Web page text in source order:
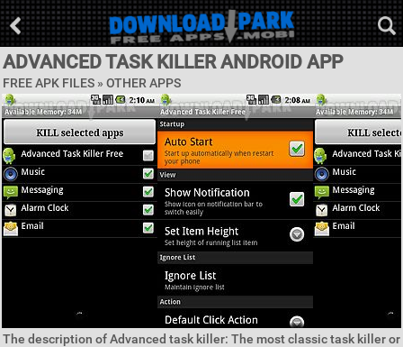
ADVANCED TASK KILLER ANDROID APP
FREE APK FILES » OTHER APPS
The description of Advanced task killer: The most classic task killer or